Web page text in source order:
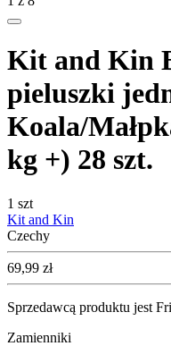
Kit and Kin
pieluszki
Koala/
kg +) 28 szt.
1 szt
Kit and Kin
Czechy
Cena
69,99 zł
Sprzedawcą produktu jest
Zamienniki